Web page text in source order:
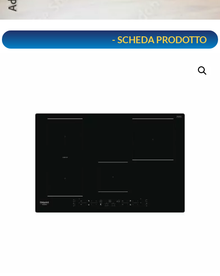
- SCHEDA PRODOTTO